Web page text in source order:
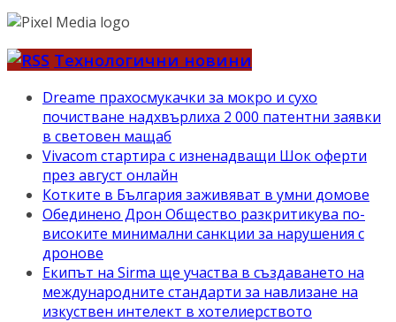
Технологични новини
Dreame прахосмукачки за мокро и сухо
почистване надхвърлиха 2 000 патентни заявки
в световен мащаб
Vivacom стартира с изненадващи Шок оферти
през август онлайн
Котките в България заживяват в умни домове
Обединено Дрон Общество разкритикува по-
високите минимални санкции за нарушения с
дронове
Екипът на Sirma ще участва в създаването на
международните стандарти за навлизане на
изкуствен интелект в хотелиерството